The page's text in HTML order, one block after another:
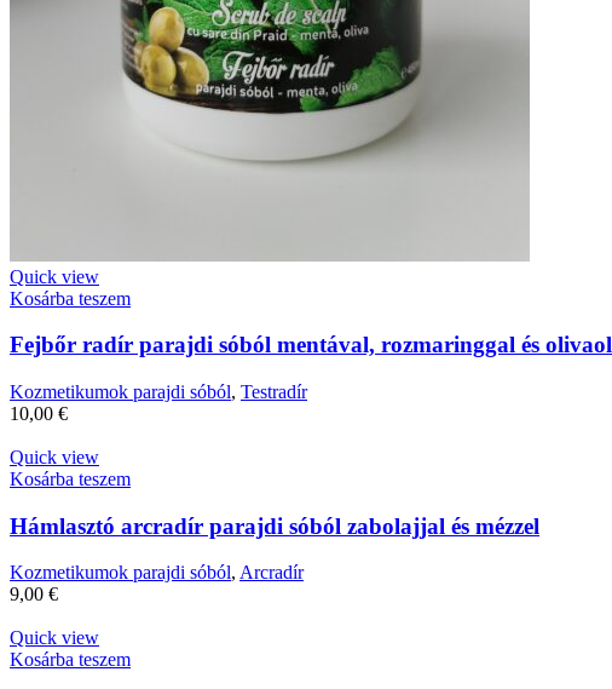
Quick view
Kosárba teszem
Fejbőr radír parajdi sóból mentával, rozmaringgal és
Kozmetikumok parajdi sóból, Testradír
10,00 €
Quick view
Kosárba teszem
Hámlasztó arcradír parajdi sóból zabolajjal és mézzel
Kozmetikumok parajdi sóból, Arcradír
9,00 €
Quick view
Kosárba teszem